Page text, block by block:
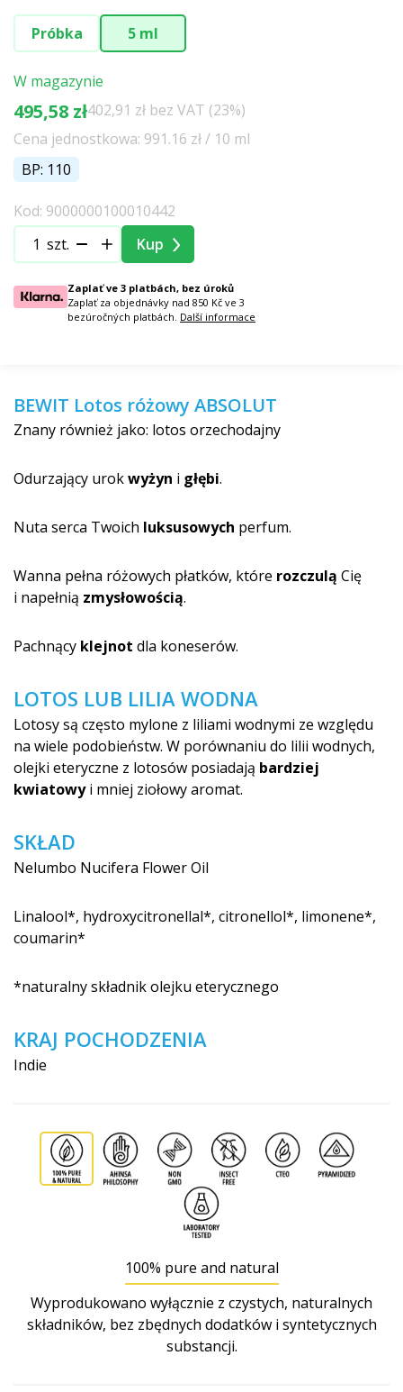
Próbka 5 ml
W magazynie
495,58 zł402,91 zł bez VAT (23%)
Cena jednostkowa: 991.16 zł / 10 ml
BP: 110
Kod: 9000000100010442
szt.
Kup
Zaplať ve 3 platbách, bez úroků
Zaplať za objednávky nad 850 Kč ve 3
bezúročných platbách. Další informace
BEWIT Lotos różowy ABSOLUT
Znany również jako: lotos orzechodajny
Odurzający urokwyżyn i głębi.
Nuta serca Twoich luksusowych perfum.
Wanna pełna różowych płatków, które rozczulą Cię
i napełnią zmysłowością.
Pachnący klejnot dla koneserów.
LOTOS LUB LILIA WODNA
Lotosy są często mylone z liliami wodnymi ze względu
na wiele podobieństw. W porównaniu do lilii wodnych,
olejki eteryczne z lotosów posiadają bardziej
kwiatowyi mniej ziołowy aromat.
SKŁAD
Nelumbo Nucifera Flower Oil
Linalool*, hydroxycitrone­llal*, citronellol*, limonene*,
coumarin*
*naturalny składnik olejku eterycznego
KRAJ POCHODZENIA
Indie
100% pure and natural
Wyprodukowano wyłącznie z czystych, naturalnych
składników, bez zbędnych dodatków i syntetycznych
substancji.